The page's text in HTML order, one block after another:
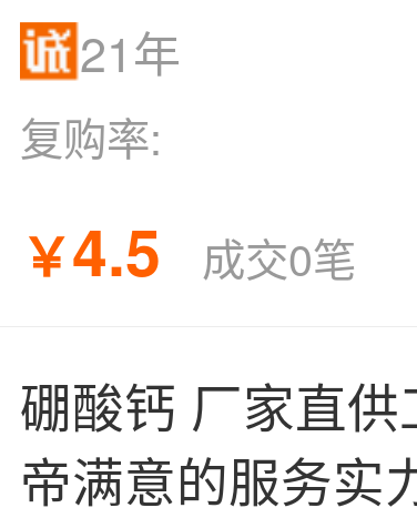
复购率:
21年
￥4.5 成交0笔
硼酸钙 厂家直
帝满意的服务实